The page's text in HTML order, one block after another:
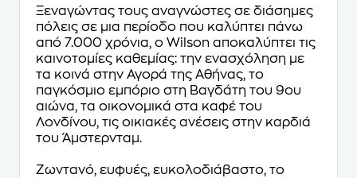
Ξεναγώντας τους αναγνώστες σε διάσημες
πόλεις σε μια περίοδο που καλύπτει πάνω
από 7.000 χρόνια, ο Wilson αποκαλύπτει τις
καινοτομίες καθεμίας: την ενασχόληση με
τα κοινά στην Αγορά της Αθήνας, το
παγκόσμιο εμπόριο στη Βαγδάτη του 9ου
αιώνα, τα οικονομικά στα καφέ του
Λονδίνου, τις οικιακές ανέσεις στην καρδιά
του Άμστερνταμ.
Ζωντανό, ευφυές, ευκολοδιάβαστο, το